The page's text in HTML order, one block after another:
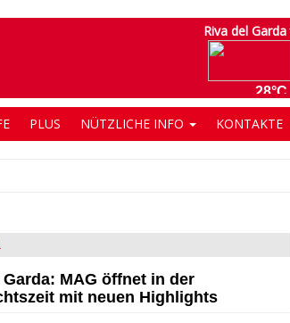
PLUS NÜTZLICHE INFO KONTAKTE
Garda: MAG öffnet in der
mit neuen Highlights